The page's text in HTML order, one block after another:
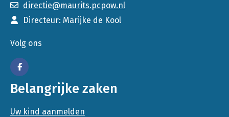
directie@maurits.pcpow.nl
Directeur: Marijke de Kool
Volg ons
Belangrijke zaken
Uw kind aanmelden